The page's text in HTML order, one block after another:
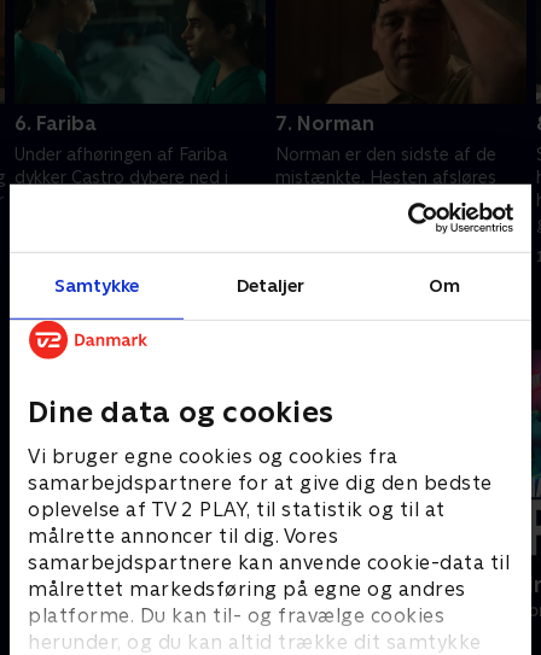
Samtykke Detaljer Om
Dine data og cookies
Vi bruger egne cookies og cookies fra
samarbejdspartnere for at give dig den bedste
oplevelse af TV 2 PLAY, til statistik og til at
målrette annoncer til dig. Vores
samarbejdspartnere kan anvende cookie-data til
målrettet markedsføring på egne og andres
platforme. Du kan til- og fravælge cookies
herunder, og du kan altid trække dit samtykke
6. Fariba
Under afhøringen af Fariba
dykker Castro dybere ned i
26. juni 2025 • 31 min
7. Norman
Norman er den sidste af de
mistænkte. Hesten afsløres
under hans ceremoni, og er en
reel trussel mod dr. Marlows liv
3. juli 2025 • 37 min
Andre så også
Norskov
Drama • 2 sæsoner
Happy
Drama • 1